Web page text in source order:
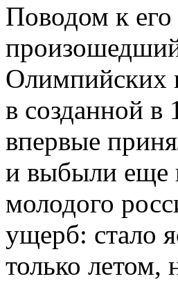
Поводом к
Олимпийских
в созданной в
впервые
и выбыли еще
молодого
ущерб: стало
только летом,